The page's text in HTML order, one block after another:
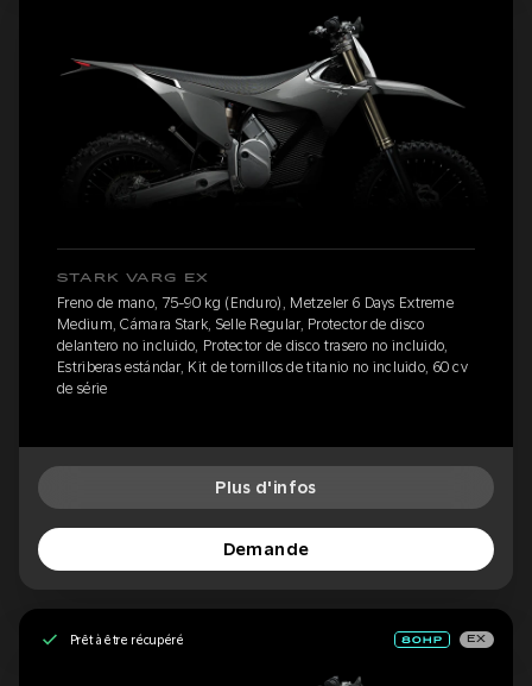
STARK VARG EX
Freno de mano, 75-90 kg (Enduro), Metzeler 6 Days Extreme
Medium, Cámara Stark, Selle Regular, Protector de disco
delantero no incluido, Protector de disco trasero no incluido,
Estriberas estándar, Kit de tornillos de titanio no incluido, 60 cv
de série
Plus d'infos
Demande
Prêt à être récupéré EX